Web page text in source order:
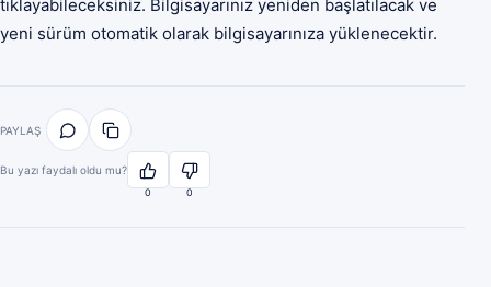
tıklayabileceksiniz. Bilgisayarınız yeniden başlatılacak ve
yeni sürüm otomatik olarak bilgisayarınıza yüklenecektir.
PAYLAŞ
Bu yazı faydalı oldu mu?
0 0